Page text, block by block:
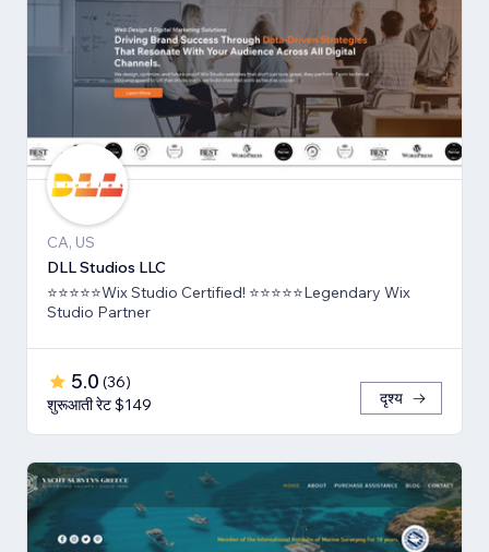
CA, US
DLL Studios LLC
⭐⭐⭐⭐⭐Wix Studio Certified! ⭐⭐⭐⭐⭐Legendary Wix
Studio Partner
5.0 (36)
शुरूआती रेट $149
दृश्य